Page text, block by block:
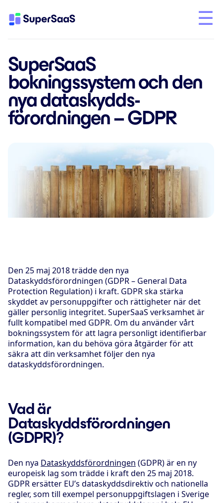
SuperSaaS
bokningssystem och den
nya dataskydds­
förordningen – GDPR
Den 25 maj 2018 trädde den nya
Dataskyddsförordningen (GDPR – General Data
Protection Regulation) i kraft. GDPR ska stärka
skyddet av personuppgifter och rättigheter när det
gäller personlig integritet. SuperSaaS verksamhet är
fullt kompatibel med GDPR. Om du använder vårt
bokningssystem för att lagra personligt identifierbar
information, kan du behöva göra åtgärder för att
säkra att din verksamhet följer den nya
dataskyddsförordningen.
Vad är
Dataskyddsförordningen
(GDPR)?
Den nya Dataskyddsförordningen (GDPR) är en ny
europeisk lag som trädde i kraft den 25 maj 2018.
GDPR ersätter EU’s dataskyddsdirektiv och nationella
regler, som till exempel personuppgiftslagen i Sverige